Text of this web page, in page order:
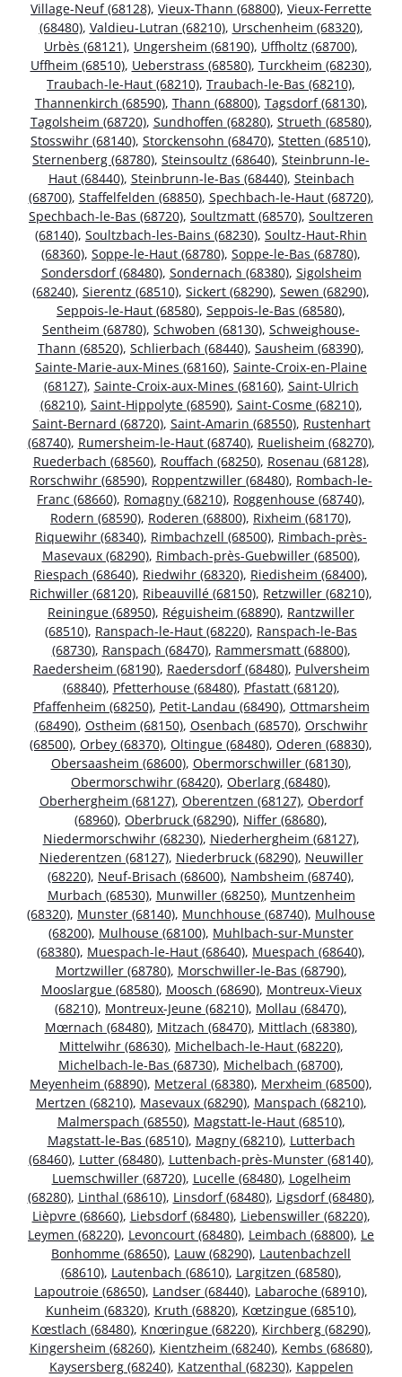
Village-Neuf (68128), Vieux-Thann (68800), Vieux-Ferrette
(68480), Valdieu-Lutran (68210), Urschenheim (68320),
Urbès (68121), Ungersheim (68190), Uffholtz (68700),
Uffheim (68510), Ueberstrass (68580), Turckheim (68230),
Traubach-le-Haut (68210), Traubach-le-Bas (68210),
Thannenkirch (68590), Thann (68800), Tagsdorf (68130),
Tagolsheim (68720), Sundhoffen (68280), Strueth (68580),
Stosswihr (68140), Storckensohn (68470), Stetten (68510),
Sternenberg (68780), Steinsoultz (68640), Steinbrunn-le-
Haut (68440), Steinbrunn-le-Bas (68440), Steinbach
(68700), Staffelfelden (68850), Spechbach-le-Haut (68720),
Spechbach-le-Bas (68720), Soultzmatt (68570), Soultzeren
(68140), Soultzbach-les-Bains (68230), Soultz-Haut-Rhin
(68360), Soppe-le-Haut (68780), Soppe-le-Bas (68780),
Sondersdorf (68480), Sondernach (68380), Sigolsheim
(68240), Sierentz (68510), Sickert (68290), Sewen (68290),
Seppois-le-Haut (68580), Seppois-le-Bas (68580),
Sentheim (68780), Schwoben (68130), Schweighouse-
Thann (68520), Schlierbach (68440), Sausheim (68390),
Sainte-Marie-aux-Mines (68160), Sainte-Croix-en-Plaine
(68127), Sainte-Croix-aux-Mines (68160), Saint-Ulrich
(68210), Saint-Hippolyte (68590), Saint-Cosme (68210),
Saint-Bernard (68720), Saint-Amarin (68550), Rustenhart
(68740), Rumersheim-le-Haut (68740), Ruelisheim (68270),
Ruederbach (68560), Rouffach (68250), Rosenau (68128),
Rorschwihr (68590), Roppentzwiller (68480), Rombach-le-
Franc (68660), Romagny (68210), Roggenhouse (68740),
Rodern (68590), Roderen (68800), Rixheim (68170),
Riquewihr (68340), Rimbachzell (68500), Rimbach-près-
Masevaux (68290), Rimbach-près-Guebwiller (68500),
Riespach (68640), Riedwihr (68320), Riedisheim (68400),
Richwiller (68120), Ribeauvillé (68150), Retzwiller (68210),
Reiningue (68950), Réguisheim (68890), Rantzwiller
(68510), Ranspach-le-Haut (68220), Ranspach-le-Bas
(68730), Ranspach (68470), Rammersmatt (68800),
Raedersheim (68190), Raedersdorf (68480), Pulversheim
(68840), Pfetterhouse (68480), Pfastatt (68120),
Pfaffenheim (68250), Petit-Landau (68490), Ottmarsheim
(68490), Ostheim (68150), Osenbach (68570), Orschwihr
(68500), Orbey (68370), Oltingue (68480), Oderen (68830),
Obersaasheim (68600), Obermorschwiller (68130),
Obermorschwihr (68420), Oberlarg (68480),
Oberhergheim (68127), Oberentzen (68127), Oberdorf
(68960), Oberbruck (68290), Niffer (68680),
Niedermorschwihr (68230), Niederhergheim (68127),
Niederentzen (68127), Niederbruck (68290), Neuwiller
(68220), Neuf-Brisach (68600), Nambsheim (68740),
Murbach (68530), Munwiller (68250), Muntzenheim
(68320), Munster (68140), Munchhouse (68740), Mulhouse
(68200), Mulhouse (68100), Muhlbach-sur-Munster
(68380), Muespach-le-Haut (68640), Muespach (68640),
Mortzwiller (68780), Morschwiller-le-Bas (68790),
Mooslargue (68580), Moosch (68690), Montreux-Vieux
(68210), Montreux-Jeune (68210), Mollau (68470),
Mœrnach (68480), Mitzach (68470), Mittlach (68380),
Mittelwihr (68630), Michelbach-le-Haut (68220),
Michelbach-le-Bas (68730), Michelbach (68700),
Meyenheim (68890), Metzeral (68380), Merxheim (68500),
Mertzen (68210), Masevaux (68290), Manspach (68210),
Malmerspach (68550), Magstatt-le-Haut (68510),
Magstatt-le-Bas (68510), Magny (68210), Lutterbach
(68460), Lutter (68480), Luttenbach-près-Munster (68140),
Luemschwiller (68720), Lucelle (68480), Logelheim
(68280), Linthal (68610), Linsdorf (68480), Ligsdorf (68480),
Lièpvre (68660), Liebsdorf (68480), Liebenswiller (68220),
Leymen (68220), Levoncourt (68480), Leimbach (68800), Le
Bonhomme (68650), Lauw (68290), Lautenbachzell
(68610), Lautenbach (68610), Largitzen (68580),
Lapoutroie (68650), Landser (68440), Labaroche (68910),
Kunheim (68320), Kruth (68820), Kœtzingue (68510),
Kœstlach (68480), Knœringue (68220), Kirchberg (68290),
Kingersheim (68260), Kientzheim (68240), Kembs (68680),
Kaysersberg (68240), Katzenthal (68230), Kappelen